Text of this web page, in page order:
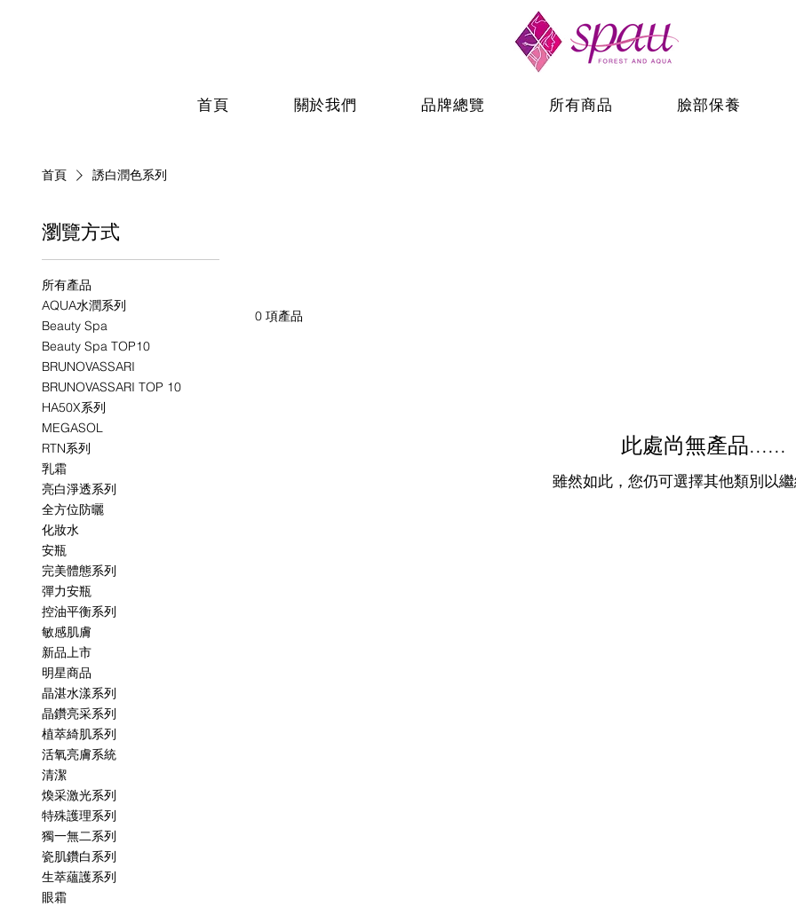
首頁 關於我們 品牌總覽 所有商品 臉部保養
首頁 誘白潤色系列
瀏覽方式
所有產品
AQUA水潤系列
Beauty Spa
Beauty Spa TOP10
BRUNOVASSARI
BRUNOVASSARI TOP 10
HA50X系列
MEGASOL
RTN系列
乳霜
亮白淨透系列
全方位防曬
化妝水
安瓶
完美體態系列
彈力安瓶
控油平衡系列
敏感肌膚
新品上市
明星商品
晶湛水漾系列
晶鑽亮采系列
植萃綺肌系列
活氧亮膚系統
清潔
煥采激光系列
特殊護理系列
獨一無二系列
瓷肌鑽白系列
生萃蘊護系列
眼霜
0 項產品
此處尚無產品......
雖然如此，您仍可選擇其他類別以